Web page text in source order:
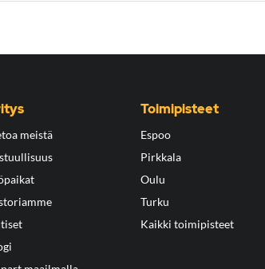
meistä
Toimipisteet
Espoo
Pirkkala
Oulu
Turku
Kaikki toimipisteet